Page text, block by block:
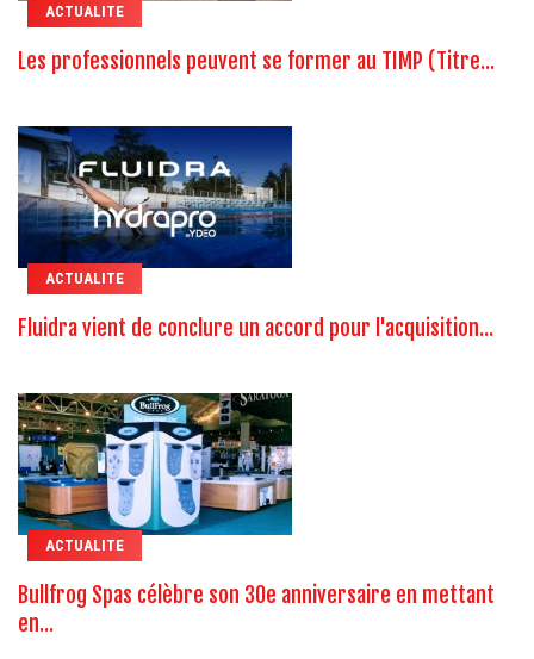
ACTUALITE
Les professionnels peuvent se former au TIMP (Titre...
ACTUALITE
Fluidra vient de conclure un accord pour l'acquisition...
ACTUALITE
Bullfrog Spas célèbre son 30e anniversaire en mettant
en...